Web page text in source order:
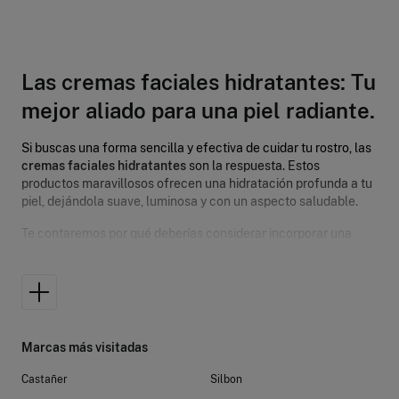
Las cremas faciales hidratantes: Tu
mejor aliado para una piel radiante.
Si buscas una forma sencilla y efectiva de cuidar tu rostro, las
cremas faciales hidratantes son la respuesta. Estos
productos maravillosos ofrecen una hidratación profunda a tu
piel, dejándola suave, luminosa y con un aspecto saludable.
Te contaremos por qué deberías considerar incorporar una
deslumbrar con una piel radiante.
Nuestra piel está expuesta a diario a agresiones externas,
sequedad y deshidratación. Las cremas faciales hidratantes
Marcas más visitadas
Castañer Silbon